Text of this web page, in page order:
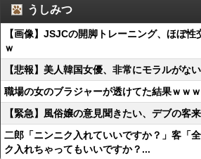
うしみつ
【画像】JSJCの開脚トレーニング、ほぼ
ｗ
【悲報】美人韓国女優、非常にモラルがない
職場の女のブラジャーが透けてた結果ｗｗ
【緊急】風俗嬢の意見聞きたい、デブの客
二郎「ニンニク入れていいですか？」客「
ク入れちゃってもいいですか？...